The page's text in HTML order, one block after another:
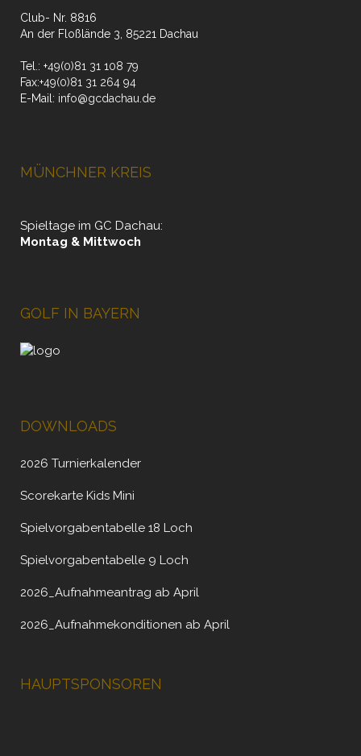
Club- Nr. 8816
An der Floßlände 3, 85221 Dachau
Tel.: +49(0)81 31 108 79
Fax:+49(0)81 31 264 94
E-Mail: info@gcdachau.de
MÜNCHNER KREIS
Spieltage im GC Dachau:
Montag & Mittwoch
GOLF IN BAYERN
DOWNLOADS
2026 Turnierkalender
Scorekarte Kids Mini
Spielvorgabentabelle 18 Loch
Spielvorgabentabelle 9 Loch
2026_Aufnahmeantrag ab April
2026_Aufnahmekonditionen ab April
HAUPTSPONSOREN